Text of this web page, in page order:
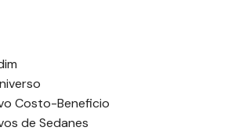
Costo-Beneficio
de Sedanes